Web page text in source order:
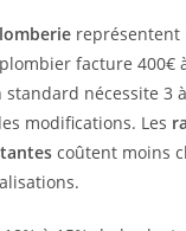
représentent
facture 400€
standard nécessite 3
modifications. Les
coûtent moins